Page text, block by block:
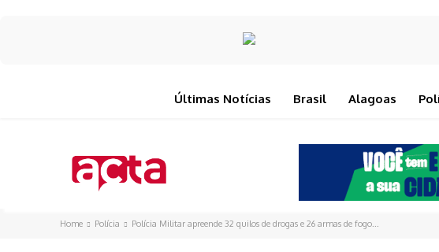
Últimas Notícias Brasil Alagoas
Home Polícia Polícia Militar apreende 32 quilos de drogas e 26 armas de fogo...